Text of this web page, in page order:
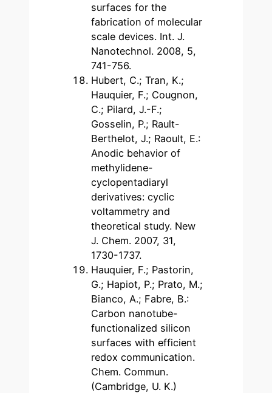
surfaces for the
fabrication of molecular
scale devices. Int. J.
Nanotechnol. 2008, 5,
741-756.
Hubert, C.; Tran, K.;
Hauquier, F.; Cougnon,
C.; Pilard, J.-F.;
Gosselin, P.; Rault-
Berthelot, J.; Raoult, E.:
Anodic behavior of
methylidene-
cyclopentadiaryl
derivatives: cyclic
voltammetry and
theoretical study. New
J. Chem. 2007, 31,
1730-1737.
Hauquier, F.; Pastorin,
G.; Hapiot, P.; Prato, M.;
Bianco, A.; Fabre, B.:
Carbon nanotube-
functionalized silicon
surfaces with efficient
redox communication.
Chem. Commun.
(Cambridge, U. K.)